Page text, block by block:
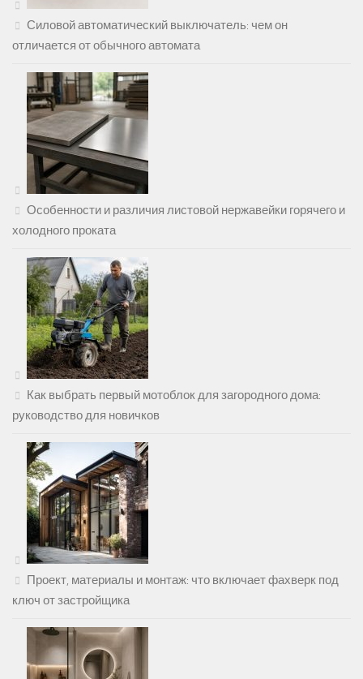
Силовой автоматический выключатель: чем он
отличается от обычного автомата
Особенности и различия листовой нержавейки горячего и
холодного проката
Как выбрать первый мотоблок для загородного дома:
руководство для новичков
Проект, материалы и монтаж: что включает фахверк под
ключ от застройщика